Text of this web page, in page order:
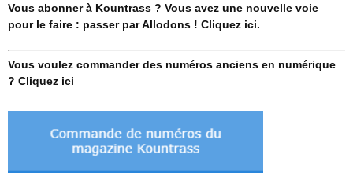
Vous abonner à Kountrass ? Vous avez une nouvelle voie
pour le faire : passer par Allodons ! Cliquez ici.
Vous voulez commander des numéros anciens en numérique
? Cliquez ici